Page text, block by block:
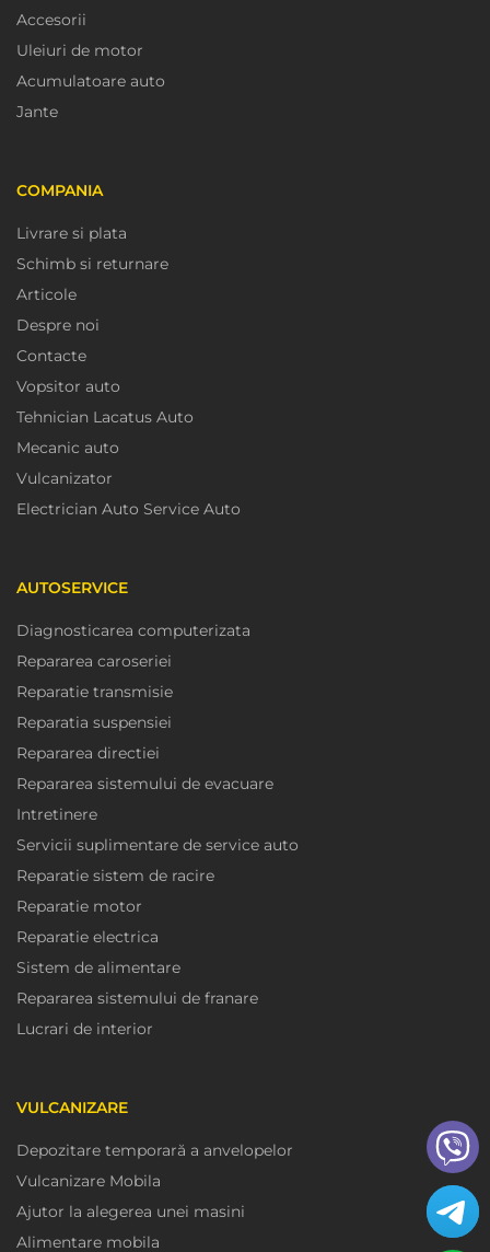
Accesorii
Uleiuri de motor
Acumulatoare auto
Jante
COMPANIA
Livrare si plata
Schimb si returnare
Articole
Despre noi
Contacte
Vopsitor auto
Tehnician Lacatus Auto
Mecanic auto
Vulcanizator
Electrician Auto Service Auto
AUTOSERVICE
Diagnosticarea computerizata
Repararea caroseriei
Reparatie transmisie
Reparatia suspensiei
Repararea directiei
Repararea sistemului de evacuare
Intretinere
Servicii suplimentare de service auto
Reparatie sistem de racire
Reparatie motor
Reparatie electrica
Sistem de alimentare
Repararea sistemului de franare
Lucrari de interior
VULCANIZARE
Depozitare temporară a anvelopelor
Vulcanizare Mobila
Ajutor la alegerea unei masini
Alimentare mobila